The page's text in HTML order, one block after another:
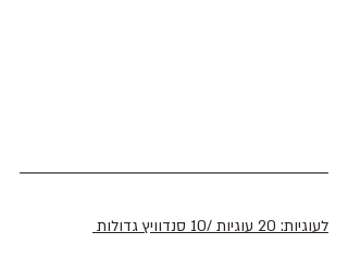
לעוגיות: 20 עוגיות /10 סנדוויץ גדולות